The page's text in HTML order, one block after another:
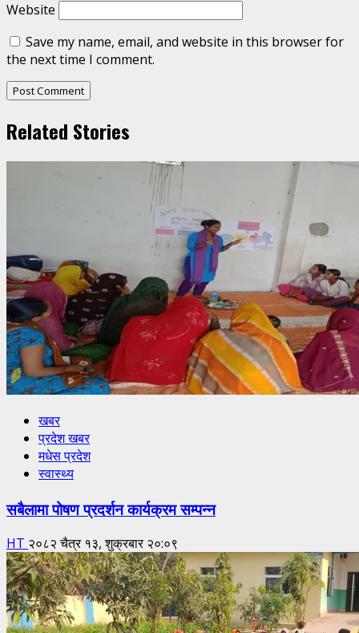
Website
Save my name, email, and website in this browser for
the next time I comment.
Related Stories
खबर
प्रदेश खबर
मधेस प्रदेश
स्वास्थ्य
सबैलामा पोषण प्रदर्शन कार्यक्रम सम्पन्न
HT २०८२ चैत्र १३, शुक्रबार २०:०९